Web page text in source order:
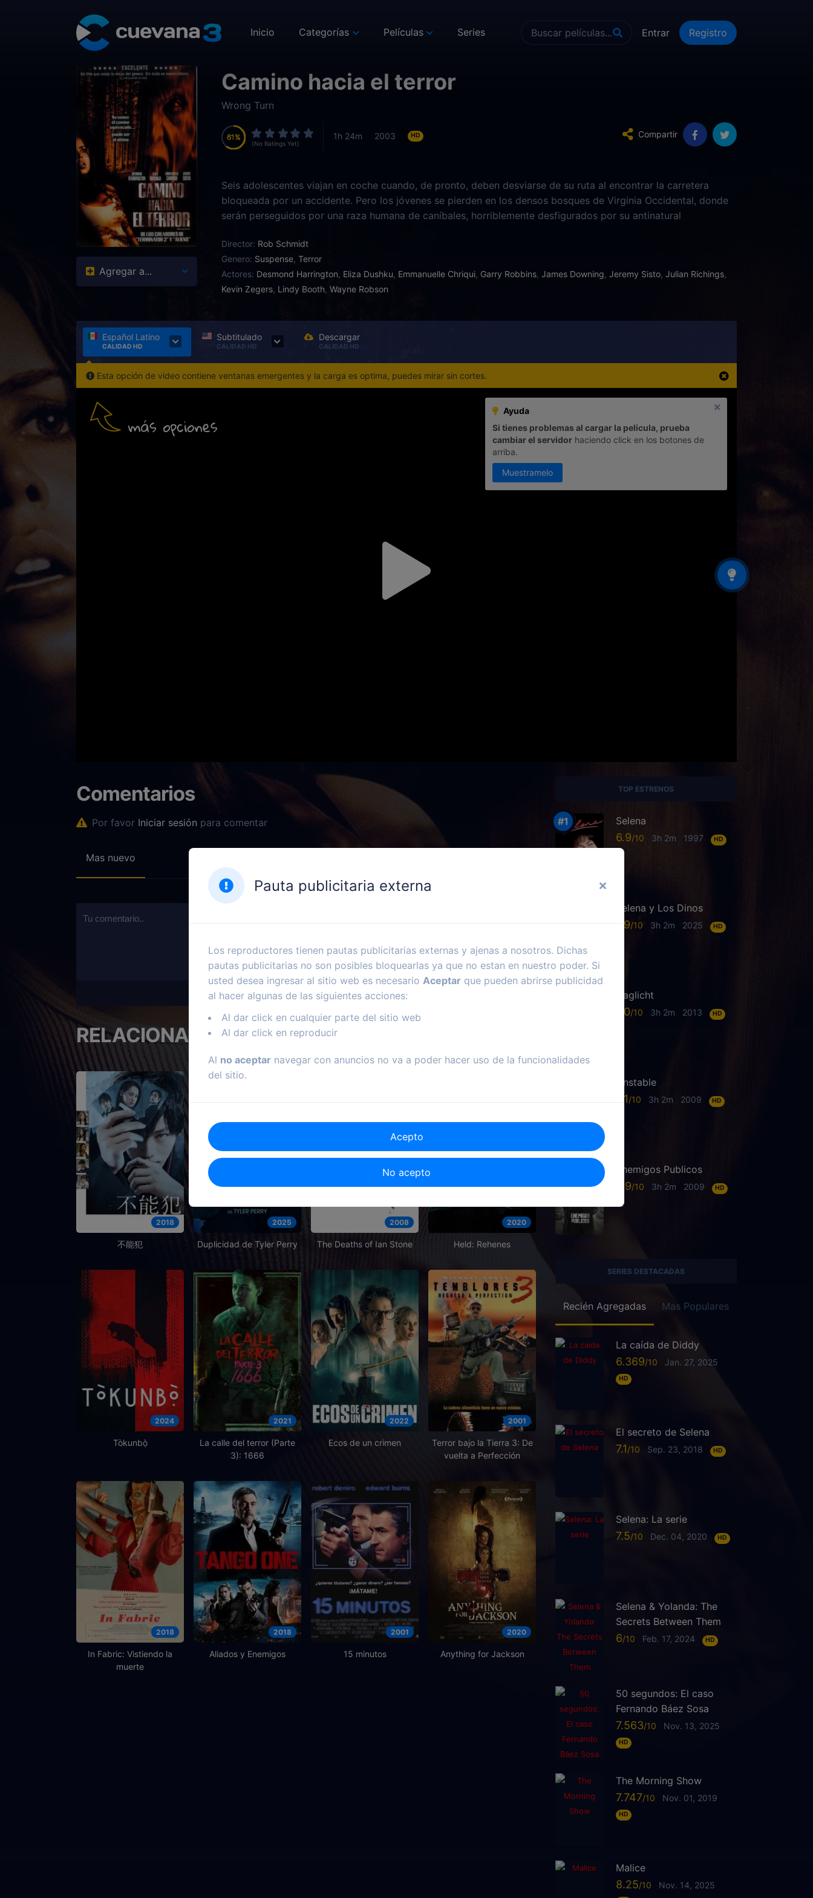
Entrar Registro
Inicio Categorías Películas Series
Agregar a...
Camino hacia el terror
Wrong Turn
61
61
61
61
(No Ratings Yet)
1h 24m 2003 HD Compartir
Seis adolescentes viajan en coche cuando, de pronto, deben desviarse de su ruta al encontrar la carretera
bloqueada por un accidente. Pero los jóvenes se pierden en los densos bosques de Virginia Occidental, donde
serán perseguidos por una raza humana de caníbales, horriblemente desfigurados por su antinatural
Director: Rob Schmidt
Genero: Suspense, Terror
Actores: Desmond Harrington, Eliza Dushku, Emmanuelle Chriqui, Garry Robbins, James Downing, Jeremy Sisto, Julian Richings,
Kevin Zegers, Lindy Booth, Wayne Robson
Español Latino
CALIDAD HD
Subtitulado
CALIDAD HD
Descargar
CALIDAD HD
Esta opción de video contiene ventanas emergentes y la carga es optima, puedes mirar sin cortes.
Ayuda
Si tienes problemas al cargar la pelicula, prueba
cambiar el servidor haciendo click en los botones de
arriba.
Muestramelo
Comentarios
Por favor Iniciar sesión para comentar
Mas nuevo
RELACIONADOS
2018
不能犯
2025
Duplicidad de Tyler Perry
2008
The Deaths of Ian Stone
2020
Held: Rehenes
2024
Tòkunbọ̀
2021
La calle del terror (Parte
3): 1666
2022
Ecos de un crimen
2001
Terror bajo la Tierra 3: De
vuelta a Perfección
2018
In Fabric: Vistiendo la
muerte
2018
Aliados y Enemigos
2001
15 minutos
2020
Anything for Jackson
TOP ESTRENOS
Selena
6.9 3h 2m 1997 HD
Selena y Los Dinos
7.9 3h 2m 2025 HD
Daglicht
7.0 3h 2m 2013 HD
Unstable
6.1 3h 2m 2009 HD
Enemigos Publicos
6.9 3h 2m 2009 HD
SERIES DESTACADAS
Recién Agregadas Mas Populares
La caída de Diddy
6.369 Jan. 27, 2025
HD
El secreto de Selena
7.1 Sep. 23, 2018 HD
Selena: La serie
7.5 Dec. 04, 2020 HD
Selena & Yolanda: The
Secrets Between Them
6 Feb. 17, 2024 HD
50 segundos: El caso
Fernando Báez Sosa
7.563 Nov. 13, 2025
HD
The Morning Show
7.747 Nov. 01, 2019
HD
Malice
8.25 Nov. 14, 2025
Pauta publicitaria externa
Los reproductores tienen pautas publicitarias externas y ajenas a nosotros. Dichas
pautas publicitarias no son posibles bloquearlas ya que no estan en nuestro poder. Si
usted desea ingresar al sitio web es necesario Aceptar que pueden abrirse publicidad
al hacer algunas de las siguientes acciones:
Al dar click en cualquier parte del sitio web
Al dar click en reproducir
Al no aceptar navegar con anuncios no va a poder hacer uso de la funcionalidades
del sitio.
Acepto
No acepto